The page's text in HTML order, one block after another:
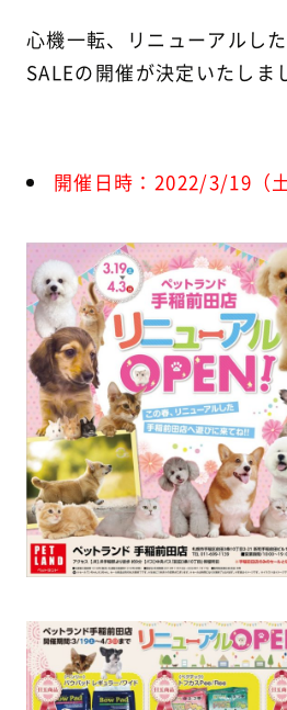
心機一転、リニューアルし
SALEの開催が決定いたしま
開催日時：2022/3/19（